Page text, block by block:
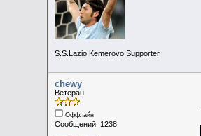
S.S.Lazio Kemerovo Supporter
chewy
Ветеран
Оффлайн
Сообщений: 1238